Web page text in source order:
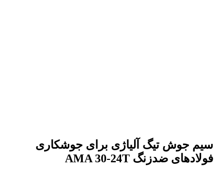
سیم جوش تیگ آلیاژی برای جوشکاری
فولادهای ضدزنگ AMA 30-24T